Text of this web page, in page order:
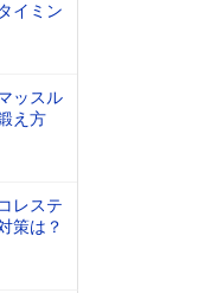
イミン
ッスル
え方
レステ
策は？